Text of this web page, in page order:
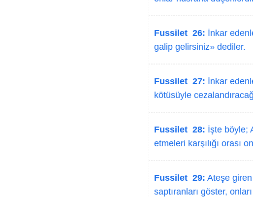
Fussilet 26: İnkar
galip gelirsiniz» dediler.
Fussilet 27: İnkar
kötüsüyle
Fussilet 28: İşte böyle;
etmeleri karşılığı orası
Fussilet 29: Ateşe
saptıranları göster,